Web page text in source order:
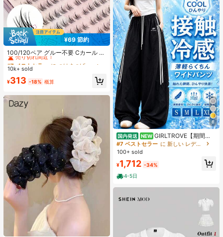
¥69 節約
100/120ペア グルー不要 Cカール 自
己接着式クラスターまつげ プレグル
ー 個別まつげクラスター 10-13mm
グメントまつげ
#7 ベストセラー
に つけまつげ & 接着剤
売り切れ間近！
#7 ベストセラー
売り切れ間近！
#7 ベストセラー
売り切れ間近！
#7 ベストセラー
10k+ sold
¥313 -18% 概算
8
国内発送 NEW GIRLTROVE【期間限
定＆国内即発送】2026春・夏・秋新
作刺繍入りの軽量でふんわりとした
ト。夏のビーチバケーションにぴっ
たり
#7 ベストセラー
に 新しい レディースパンツ
100+ sold
¥1,712 -34%
4-5日